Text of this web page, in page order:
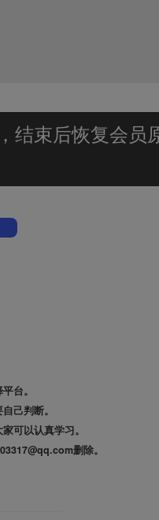
结束后恢复会员
台。
己判断。
可以认真学习。
删除。